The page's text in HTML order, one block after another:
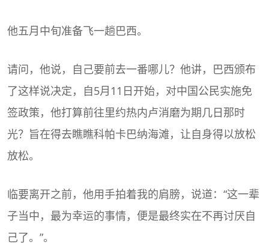
他五月中旬准备飞一趟巴西。
请问，他说，自己要前去一番哪儿？他讲，巴西颁布
了这样说决定，自5月11日开始，对中国公民实施免
签政策，他打算前往里约热内卢消磨为期几日那时
光？旨在得去瞧瞧科帕卡巴纳海滩，让自身得以放松
放松。
临要离开之前，他用手拍着我的肩膀，说道：“这一辈
子当中，最为幸运的事情，便是最终实在不再讨厌自
己了。”。